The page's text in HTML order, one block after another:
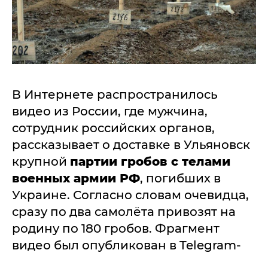
В Интернете распространилось
видео из России, где мужчина,
сотрудник российских органов,
рассказывает о доставке в Ульяновск
крупной партии гробов с телами
военных армии РФ, погибших в
Украине. Согласно словам очевидца,
сразу по два самолёта привозят на
родину по 180 гробов. Фрагмент
видео был опубликован в Telegram-